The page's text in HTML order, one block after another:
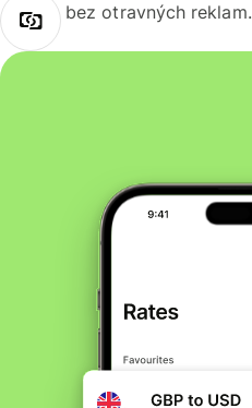
bez otravných reklam.